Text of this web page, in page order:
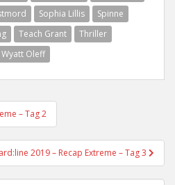
Sophia Lillis
Spinne
Teach Grant
Thriller
Wyatt Oleff
– Tag 2
2019 – Recap Extreme – Tag 3